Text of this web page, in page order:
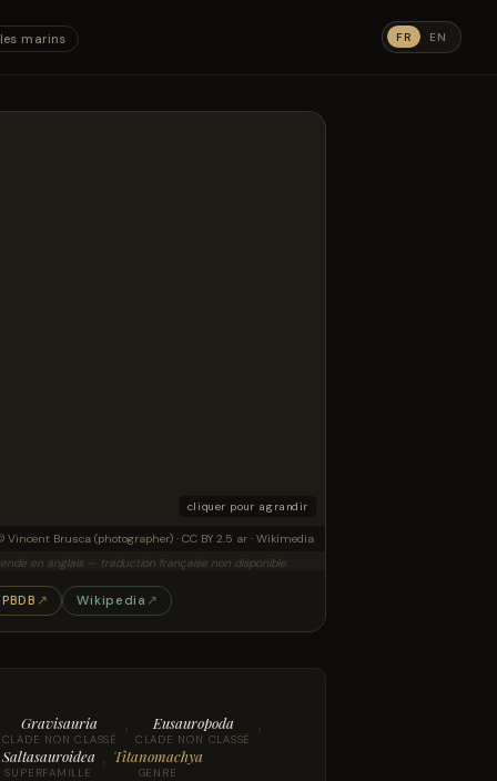
marins FR EN
cliquer pour agrandir
Vincent Brusca (photographer) · CC BY 2.5 ar · Wikimedia
en anglais — traduction française non disponible.
PBDB ↗ Wikipedia ↗
Gravisauria
CLADE NON CLASSÉ › Eusauropoda
CLADE NON CLASSÉ ›
Saltasauroidea
SUPERFAMILLE › Titanomachya
GENRE